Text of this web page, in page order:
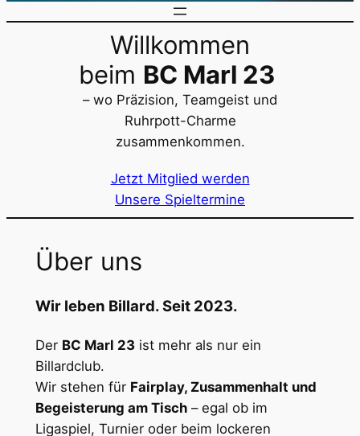
Willkommen
beim BC Marl 23
– wo Präzision, Teamgeist und
Ruhrpott-Charme
zusammenkommen.
Jetzt Mitglied werden
Unsere Spieltermine
Über uns
Wir leben Billard. Seit 2023.
Der BC Marl 23ist mehr als nur ein
Billardclub.
Wir stehen für Fairplay, Zusammenhalt und
Begeisterung am Tisch– egal ob im
Ligaspiel, Turnier oder beim lockeren